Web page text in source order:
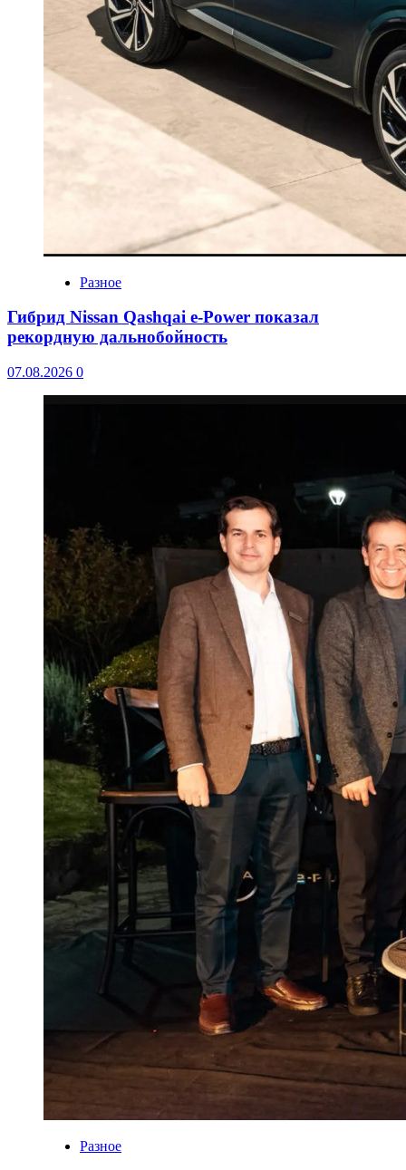
Разное
Гибрид Nissan Qashqai e-Power показал
рекордную дальнобойность
07.08.2026 0
Разное